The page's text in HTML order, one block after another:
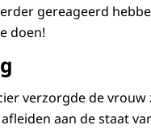
gereageerd
doen!
verzorgde de vrouw
aan de staat